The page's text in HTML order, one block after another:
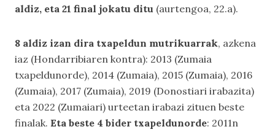
aldiz, eta 21 final jokatu ditu (aurtengoa, 22.a).
8 aldiz izan dira txapeldun mutrikuarrak, azkena
iaz (Hondarribiaren kontra): 2013 (Zumaia
txapeldunorde), 2014 (Zumaia), 2015 (Zumaia), 2016
(Zumaia), 2017 (Zumaia), 2019 (Donostiari irabazita)
eta 2022 (Zumaiari) urteetan irabazi zituen beste
finalak. Eta beste 4 bider txapeldunorde: 2011n